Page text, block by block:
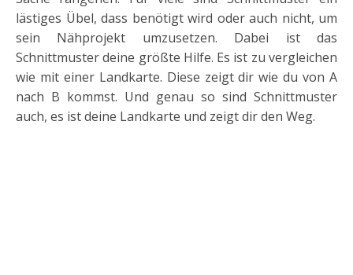
lästiges Übel, dass benötigt wird oder auch nicht, um
sein Nähprojekt umzusetzen. Dabei ist das
Schnittmuster deine größte Hilfe. Es ist zu vergleichen
wie mit einer Landkarte. Diese zeigt dir wie du von A
nach B kommst. Und genau so sind Schnittmuster
auch, es ist deine Landkarte und zeigt dir den Weg.